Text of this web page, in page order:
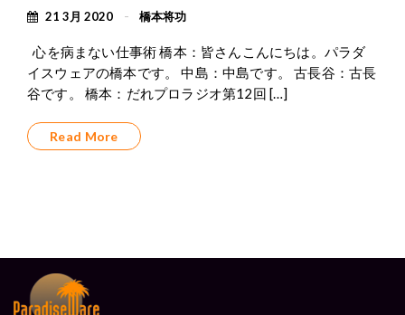
21 3月 2020
橋本将功
心を病まない仕事術 橋本：皆さんこんにちは。パラダ
イスウェアの橋本です。 中島：中島です。 古長谷：古長
谷です。 橋本：だれプロラジオ第12回 […]
Read More